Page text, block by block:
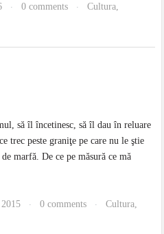
· 0 comments · Cultura,
să îl încetinesc, să îl dau în reluare
trec peste graniţe pe care nu le ştie
marfă. De ce pe măsură ce mă
· 0 comments · Cultura